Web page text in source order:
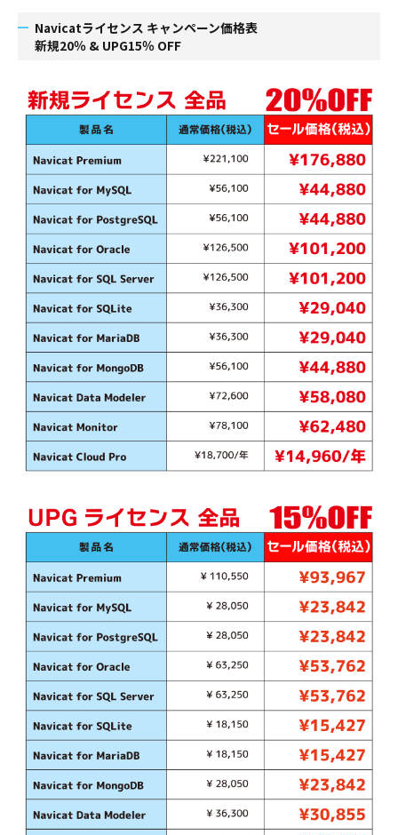
Navicatライセンス キャンペーン価格表
新規20％ & UPG15％ OFF